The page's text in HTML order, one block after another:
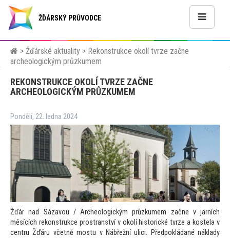
ŽĎÁRSKÝ PRŮVODCE
> Žďárské aktuality > Rekonstrukce okolí tvrze začne
archeologickým průzkumem
REKONSTRUKCE OKOLÍ TVRZE ZAČNE
ARCHEOLOGICKÝM PRŮZKUMEM
Pondělí, 22. ledna 2024
Žďár nad Sázavou / Archeologickým průzkumem začne v jarních
měsících rekonstrukce prostranství v okolí historické tvrze a kostela v
centru Žďáru včetně mostu v Nábřežní ulici. Předpokládané náklady